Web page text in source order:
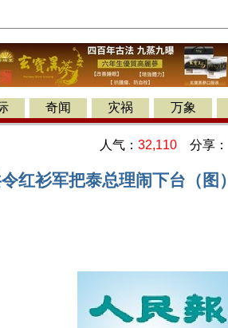
奇闻 灾祸 万象
人气： 32,110 分享：
红衫军把泰总理闹下台（图）